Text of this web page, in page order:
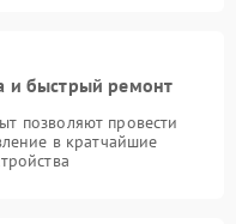
и быстрый ремонт
позволяют провести
в кратчайшие